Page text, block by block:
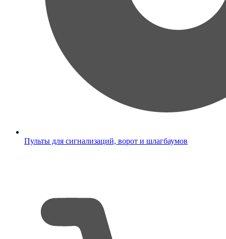
Пульты для сигнализаций, ворот и шлагбаумов